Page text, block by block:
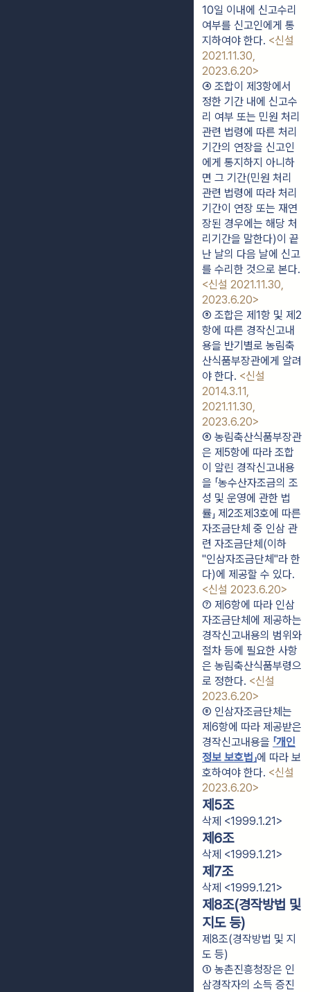
10일 이내에 신고수리
여부를 신고인에게 통
지하여야 한다. <신설
2021.11.30,
2023.6.20>
④ 조합이 제3항에서
정한 기간 내에 신고수
리 여부 또는 민원 처리
관련 법령에 따른 처리
기간의 연장을 신고인
에게 통지하지 아니하
면 그 기간(민원 처리
관련 법령에 따라 처리
기간이 연장 또는 재연
장된 경우에는 해당 처
리기간을 말한다)이 끝
난 날의 다음 날에 신고
<신설 2021.11.30,
2023.6.20>
⑤ 조합은 제1항 및 제2
항에 따른 경작신고내
용을 반기별로 농림축
산식품부장관에게 알려
야 한다. <신설
2014.3.11,
2021.11.30,
2023.6.20>
⑥ 농림축산식품부장관
은 제5항에 따라 조합
이 알린 경작신고내용
을 「농수산자조금의 조
성 및 운영에 관한 법
률」 제2조제3호에 따른
자조금단체 중 인삼 관
련 자조금단체(이하
"인삼자조금단체"라 한
<신설 2023.6.20>
⑦ 제6항에 따라 인삼
자조금단체에 제공하는
경작신고내용의 범위와
절차 등에 필요한 사항
은 농림축산식품부령으
로 정한다. <신설
2023.6.20>
⑧ 인삼자조금단체는
제6항에 따라 제공받은
경작신고내용을 「개인
정보 보호법」에 따라 보
호하여야 한다. <신설
2023.6.20>
제5조
삭제 <1999.1.21>
제6조
삭제 <1999.1.21>
제7조
삭제 <1999.1.21>
제8조(경작방법 및
지도 등)
제8조(경작방법 및 지
도 등)
① 농촌진흥청장은 인
삼경작자의 소득 증진